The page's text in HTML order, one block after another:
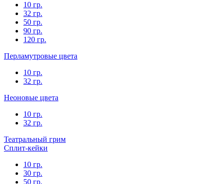
10 гр.
32 гр.
50 гр.
90 гр.
120 гр.
Перламутровые цвета
10 гр.
32 гр.
Неоновые цвета
10 гр.
32 гр.
Театральный грим
Сплит-кейки
10 гр.
30 гр.
50 гр.